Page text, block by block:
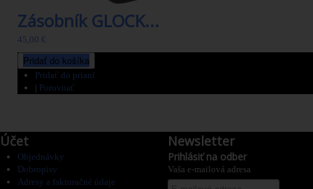
Zásobník GLOCK...
45,00 €
Pridať do košíka
Pridať do prianí
| Porovnať
Účet
Objednávky
Dobropisy
Adresy a fakturačné údaje
Newsletter
Prihlásiť na odber
Vaša e-mailová adresa